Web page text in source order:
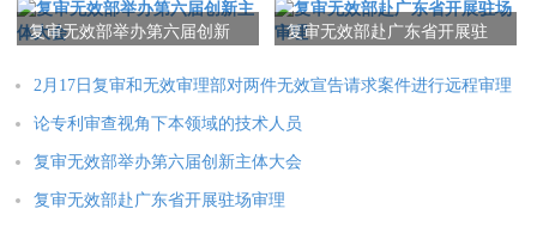
会议
复审无效部举办第六届创新
复审无效部赴广东省开展驻
2月17日复审和无效审理部对两件无效宣告请求案件进行远程审理
论专利审查视角下本领域的技术人员
复审无效部举办第六届创新主体大会
复审无效部赴广东省开展驻场审理